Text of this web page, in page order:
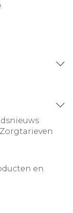
Zorgtarieven
en